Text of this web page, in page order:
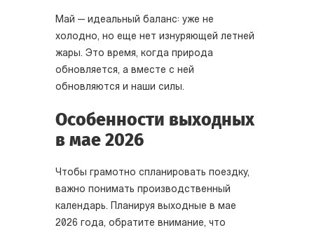
Май — идеальный баланс: уже не
холодно, но еще нет изнуряющей летней
жары. Это время, когда природа
обновляется, а вместе с ней
обновляются и наши силы.
Особенности выходных
в мае 2026
Чтобы грамотно спланировать поездку,
важно понимать производственный
календарь. Планируя выходные в мае
2026 года, обратите внимание, что